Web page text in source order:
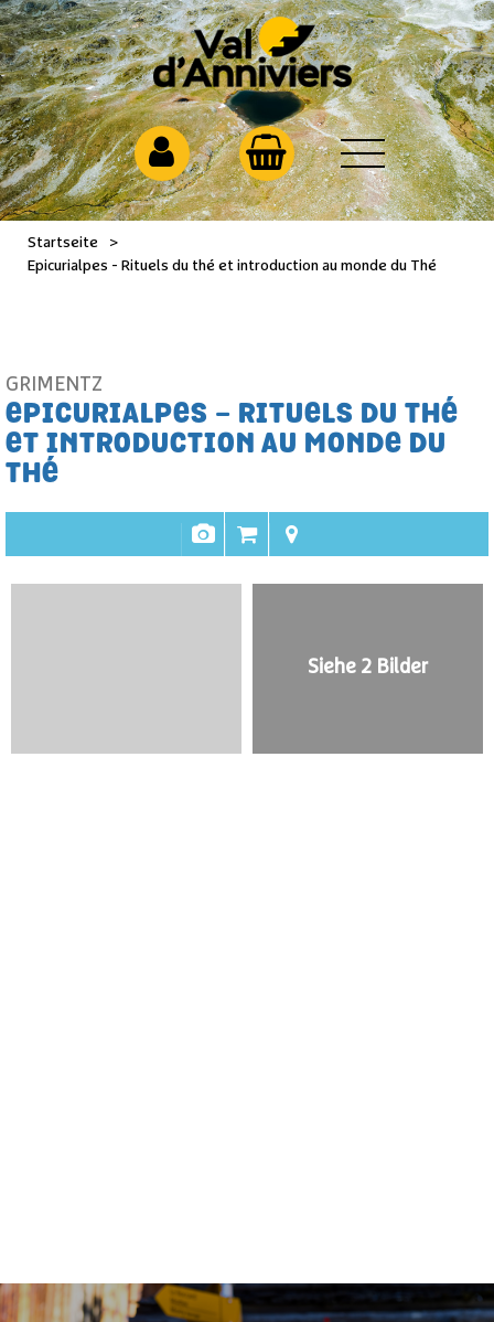
Startseite
>
Epicurialpes - Rituels du thé et introduction au monde du Thé
EPICURIALPES - RITUELS DU THÉ
ET INTRODUCTION AU MONDE DU
THÉ
GRIMENTZ
Siehe 2 Bilder
2